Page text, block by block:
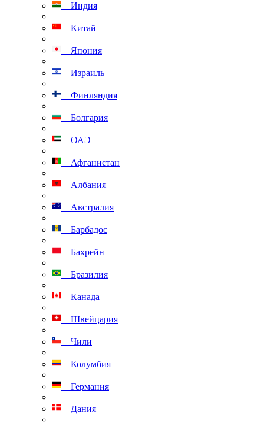
Индия
Китай
Япония
Израиль
Финляндия
Болгария
ОАЭ
Афганистан
Албания
Австралия
Барбадос
Бахрейн
Бразилия
Канада
Швейцария
Чили
Колумбия
Германия
Дания